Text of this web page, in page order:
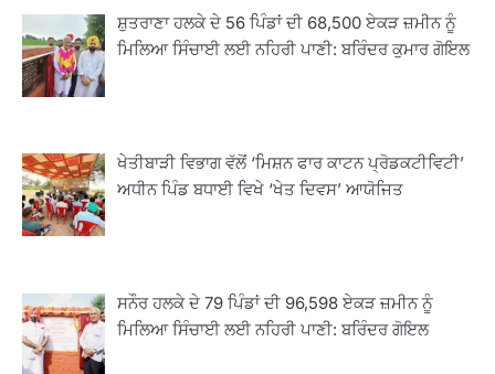
ਸ਼ੁਤਰਾਣਾ ਹਲਕੇ ਦੇ 56 ਪਿੰਡਾਂ ਦੀ 68,500 ਏਕੜ ਜ਼ਮੀਨ ਨੂੰ
ਮਿਲਿਆ ਸਿੰਚਾਈ ਲਈ ਨਹਿਰੀ ਪਾਣੀ: ਬਰਿੰਦਰ ਕੁਮਾਰ ਗੋਇਲ
ਖੇਤੀਬਾੜੀ ਵਿਭਾਗ ਵੱਲੋਂ ‘ਮਿਸ਼ਨ ਫਾਰ ਕਾਟਨ ਪ੍ਰੋਡਕਟੀਵਿਟੀ’
ਅਧੀਨ ਪਿੰਡ ਬਧਾਈ ਵਿਖੇ ‘ਖੇਤ ਦਿਵਸ’ ਆਯੋਜਿਤ
ਸਨੌਰ ਹਲਕੇ ਦੇ 79 ਪਿੰਡਾਂ ਦੀ 96,598 ਏਕੜ ਜ਼ਮੀਨ ਨੂੰ
ਮਿਲਿਆ ਸਿੰਚਾਈ ਲਈ ਨਹਿਰੀ ਪਾਣੀ: ਬਰਿੰਦਰ ਗੋਇਲ